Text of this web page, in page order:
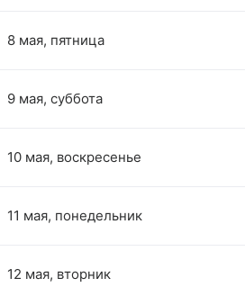
8 мая, пятница
9 мая, суббота
10 мая, воскресенье
11 мая, понедельник
12 мая, вторник